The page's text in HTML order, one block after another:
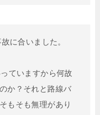
に合いました。
ていますから何故
か？それと路線バ
もそも無理があり